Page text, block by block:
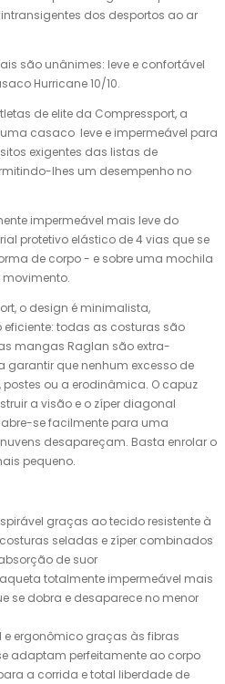
dos desportos ao ar
são unânimes: leve e confortável
Hurricane 10/10.
de elite da Compressport, a
casaco leve e impermeável para
exigentes das listas de
lhes um desempenho no
impermeável mais leve do
protetivo elástico de 4 vias que se
de corpo - e sobre uma mochila
o design é minimalista,
todas as costuras são
mangas Raglan são extra-
que nenhum excesso de
ou a erodinâmica. O capuz
a visão e o zíper diagonal
se facilmente para uma
desapareçam. Basta enrolar o
pequeno.
graças ao tecido resistente à
seladas e zíper combinados
de suor
totalmente impermeável mais
se dobra e desaparece no menor
e ergonômico graças às fibras
adaptam perfeitamente ao corpo
a corrida e total liberdade de